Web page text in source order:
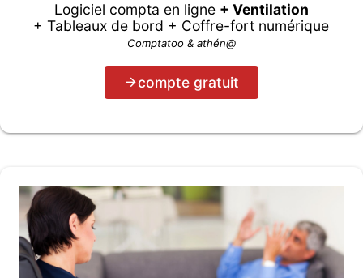
Logiciel compta en ligne + Ventilation
+ Tableaux de bord + Coffre-fort numérique
Comptatoo & athén@
compte gratuit